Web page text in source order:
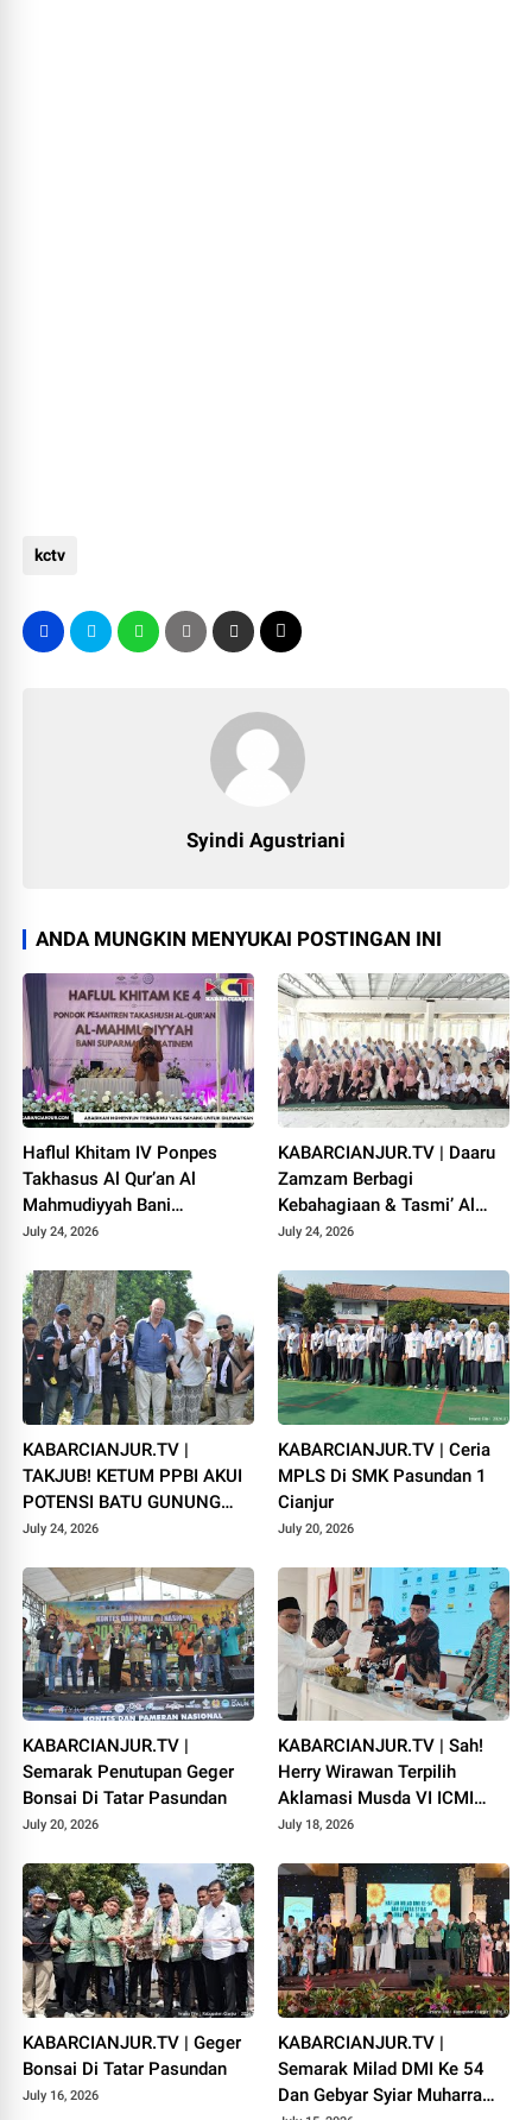
kctv
Syindi Agustriani
ANDA MUNGKIN MENYUKAI POSTINGAN INI
Haflul Khitam IV Ponpes
Takhasus Al Qur’an Al
Mahmudiyyah Bani
Suparman Assatinem
July 24, 2026
KABARCIANJUR.TV | Daaru
Zamzam Berbagi
Kebahagiaan & Tasmi’ Al
Qur’an Sambut Muharram
July 24, 2026
KABARCIANJUR.TV |
TAKJUB! KETUM PPBI AKUI
POTENSI BATU GUNUNG
PADANG
July 24, 2026
KABARCIANJUR.TV | Ceria
MPLS Di SMK Pasundan 1
Cianjur
July 20, 2026
KABARCIANJUR.TV |
Semarak Penutupan Geger
Bonsai Di Tatar Pasundan
July 20, 2026
KABARCIANJUR.TV | Sah!
Herry Wirawan Terpilih
Aklamasi Musda VI ICMI
Orda Cianjur
July 18, 2026
KABARCIANJUR.TV | Geger
Bonsai Di Tatar Pasundan
July 16, 2026
KABARCIANJUR.TV |
Semarak Milad DMI Ke 54
Dan Gebyar Syiar Muharram